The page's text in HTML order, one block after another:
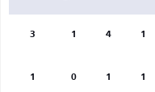
1
4
1
3
1
1
0
1